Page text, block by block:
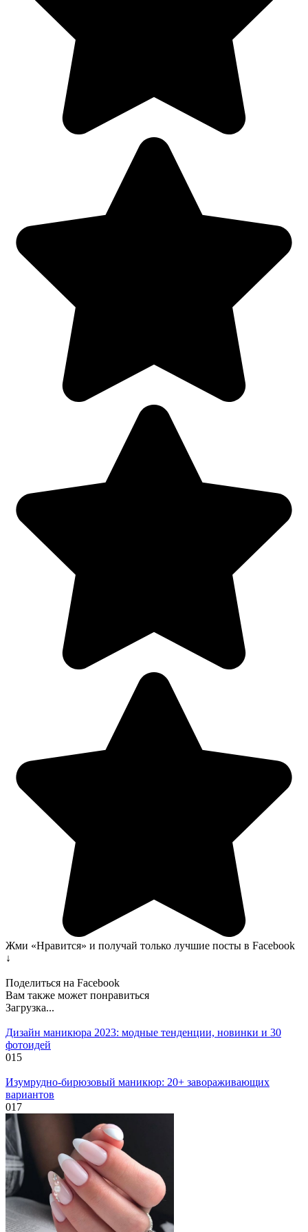
Жми «Нравится» и получай только лучшие посты в Facebook
↓
Поделиться на Facebook
Вам также может понравиться
Загрузка...
Дизайн маникюра 2023: модные тенденции, новинки и 30
фотоидей
015
Изумрудно-бирюзовый маникюр: 20+ завораживающих
вариантов
017